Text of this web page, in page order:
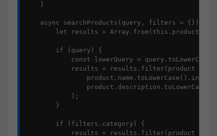
    }
    async searchProducts(query, filters = {}) {
let results =
        if (query) {
const lowerQuery =
            results = results.filter(product =>
            );
        }
        if (filters.category) {
            results = results.filter(product =>